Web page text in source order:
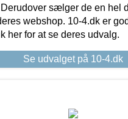
sælger de en hel
webshop. 10-4.dk er
her for at se deres udvalg.
Se udvalget på 10-4.dk